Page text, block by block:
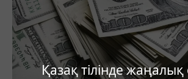
Қазақ тілінде